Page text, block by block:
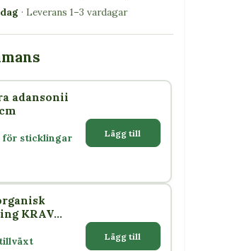
· Leverans 1–3 vardagar
adansonii
för sticklingar Lägg till
KRAV
Lägg till